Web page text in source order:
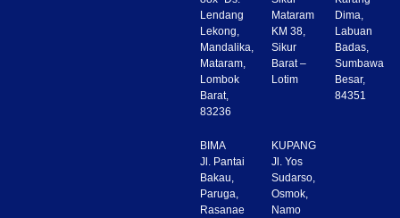
Lendang
Lekong,
Mandalika,
Mataram,
Lombok
Barat,
83236
Mataram
KM 38,
Sikur
Barat –
Lotim
Dima,
Labuan
Badas,
Sumbawa
Besar,
84351
BIMA
Jl. Pantai
Bakau,
Paruga,
Rasanae
KUPANG
Jl. Yos
Sudarso,
Osmok,
Namo